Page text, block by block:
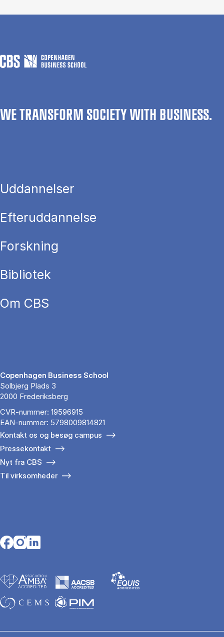
WE TRANSFORM SOCIETY WITH BUSINESS.
Uddannelser
Efteruddannelse
Forskning
Bibliotek
Om CBS
Copenhagen Business School
Solbjerg Plads 3
2000 Frederiksberg
CVR-nummer: 19596915
EAN-nummer: 5798009814821
Kontakt os og besøg campus
Pressekontakt
Nyt fra CBS
Til virksomheder
Opens in a new tab
Opens in a new tab
Opens in a new tab